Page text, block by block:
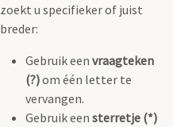
zoekt u specifieker of juist
breder:
Gebruik een vraagteken
(?)om één letter te
vervangen.
Gebruik een sterretje (*)